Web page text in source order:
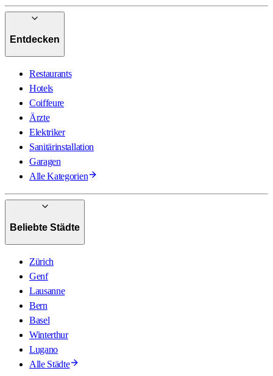
Entdecken
Restaurants
Hotels
Coiffeure
Ärzte
Elektriker
Sanitärinstallation
Garagen
Alle Kategorien
Beliebte Städte
Zürich
Genf
Lausanne
Bern
Basel
Winterthur
Lugano
Alle Städte